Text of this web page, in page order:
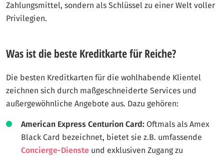
Zahlungsmittel, sondern als Schlüssel zu einer Welt voller
Privilegien.
Was ist die beste Kreditkarte für Reiche?
Die besten Kreditkarten für die wohlhabende Klientel
zeichnen sich durch maßgeschneiderte Services und
außergewöhnliche Angebote aus. Dazu gehören:
American Express Centurion Card: Oftmals als Amex
Black Card bezeichnet, bietet sie z.B. umfassende
Concierge-Dienste und exklusiven Zugang zu